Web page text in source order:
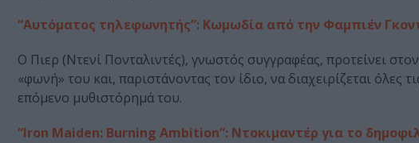
“Αυτόματος τηλεφωνητής”: Κωμωδία από την Φαμπιέν
Ο Πιερ (Ντενί Πονταλιντές), γνωστός συγγραφέας, προτείνει
«φωνή» του και, παριστάνοντας τον ίδιο, να διαχειρίζεται όλες
επόμενο μυθιστόρημά του.
“Iron Maiden: Burning Ambition”: Ντοκιμαντέρ για το